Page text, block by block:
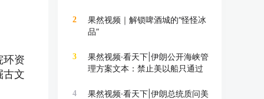
环资
古文
2
果然视频｜解锁啤酒城的“怪怪冰
品”
3
果然视频·看天下|伊朗公开海峡管
理方案文本：禁止美以船只通过
4
果然视频·看天下|伊朗总统质问美